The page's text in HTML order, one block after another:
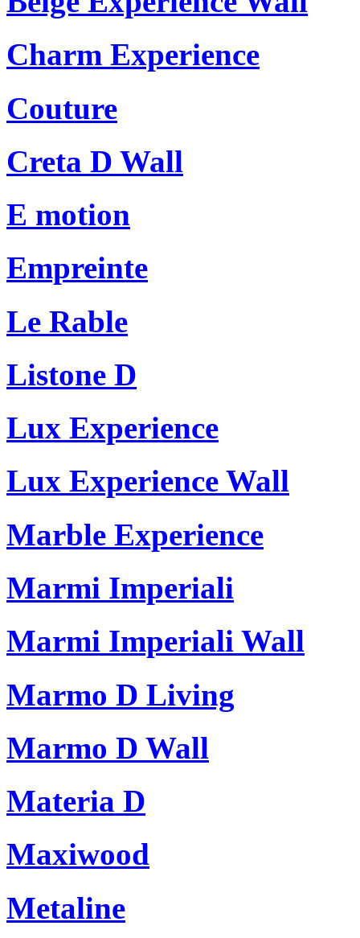
Charm Experience
Couture
Creta D Wall
E motion
Empreinte
Le Rable
Listone D
Lux Experience
Lux Experience Wall
Marble Experience
Marmi Imperiali
Marmi Imperiali Wall
Marmo D Living
Marmo D Wall
Materia D
Maxiwood
Metaline